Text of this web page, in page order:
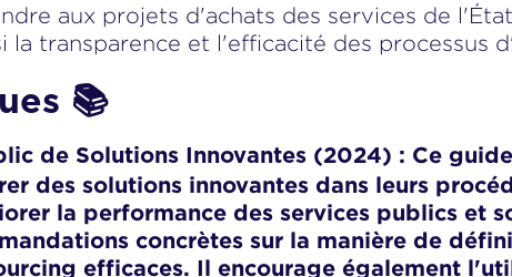
aux projets d'achats des services de
transparence et l'efficacité des processus
📚
de Solutions Innovantes (2024) : Ce
des solutions innovantes dans leurs
la performance des services publics et
concrètes sur la manière de
efficaces. Il encourage également